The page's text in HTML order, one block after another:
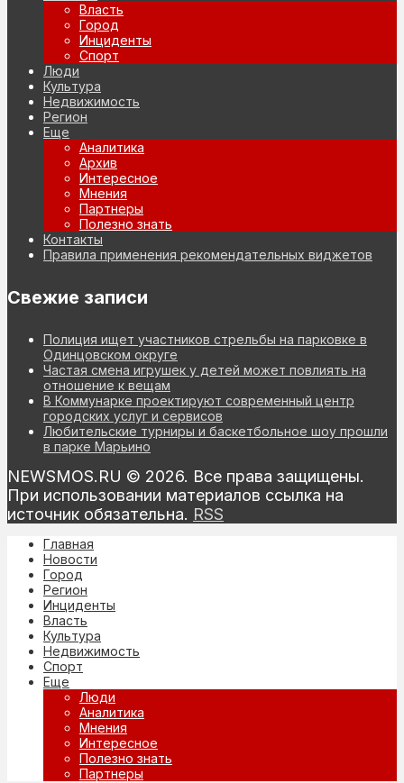
Власть
Город
Инциденты
Спорт
Люди
Культура
Недвижимость
Регион
Еще
Аналитика
Архив
Интересное
Мнения
Партнеры
Полезно знать
Контакты
Правила применения рекомендательных виджетов
Свежие записи
Полиция ищет участников стрельбы на парковке в
Одинцовском округе
Частая смена игрушек у детей может повлиять на
отношение к вещам
В Коммунарке проектируют современный центр
городских услуг и сервисов
Любительские турниры и баскетбольное шоу прошли
в парке Марьино
NEWSMOS.RU © 2026. Все права защищены.
При использовании материалов ссылка на
источник обязательна. RSS
Главная
Новости
Город
Регион
Инциденты
Власть
Культура
Недвижимость
Спорт
Еще
Люди
Аналитика
Мнения
Интересное
Полезно знать
Партнеры